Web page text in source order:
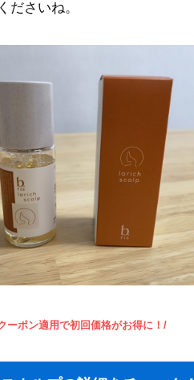
ださいね。
ーポン適用で初回価格がお得に！/